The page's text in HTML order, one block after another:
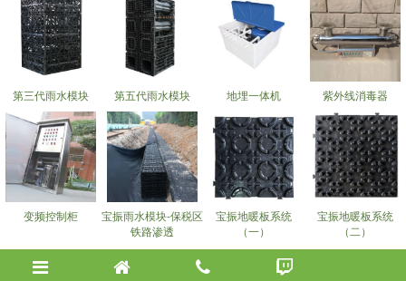
第三代雨水模块 第五代雨水模块 地埋一体机 紫外线消毒器
变频控制柜
宝振雨水模块-保税区
铁路渗透
宝振地暖板系统
（一）
宝振地暖板系统
（二）